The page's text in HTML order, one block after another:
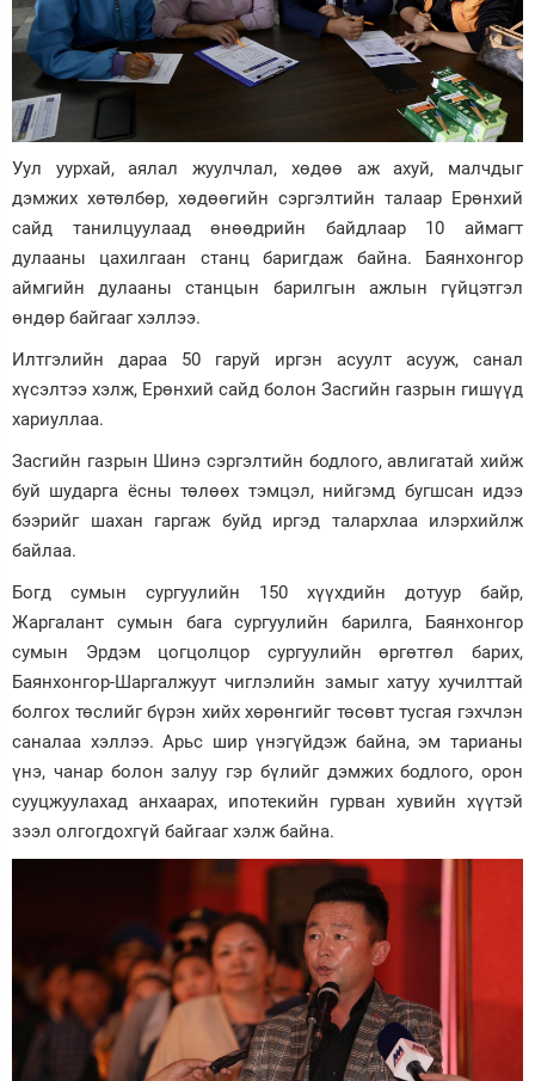
Уул уурхай, аялал жуулчлал, хөдөө аж ахуй, малчдыг
дэмжих хөтөлбөр, хөдөөгийн сэргэлтийн талаар Ерөнхий
сайд танилцуулаад өнөөдрийн байдлаар 10 аймагт
дулааны цахилгаан станц баригдаж байна. Баянхонгор
аймгийн дулааны станцын барилгын ажлын гүйцэтгэл
өндөр байгааг хэллээ.
Илтгэлийн дараа 50 гаруй иргэн асуулт асууж, санал
хүсэлтээ хэлж, Ерөнхий сайд болон Засгийн газрын гишүүд
хариуллаа.
Засгийн газрын Шинэ сэргэлтийн бодлого, авлигатай хийж
буй шударга ёсны төлөөх тэмцэл, нийгэмд бугшсан идээ
бээрийг шахан гаргаж буйд иргэд талархлаа илэрхийлж
байлаа.
Богд сумын сургуулийн 150 хүүхдийн дотуур байр,
Жаргалант сумын бага сургуулийн барилга, Баянхонгор
сумын Эрдэм цогцолцор сургуулийн өргөтгөл барих,
Баянхонгор-Шаргалжуут чиглэлийн замыг хатуу хучилттай
болгох төслийг бүрэн хийх хөрөнгийг төсөвт тусгая гэхчлэн
саналаа хэллээ. Арьс шир үнэгүйдэж байна, эм тарианы
үнэ, чанар болон залуу гэр бүлийг дэмжих бодлого, орон
сууцжуулахад анхаарах, ипотекийн гурван хувийн хүүтэй
зээл олгогдохгүй байгааг хэлж байна.